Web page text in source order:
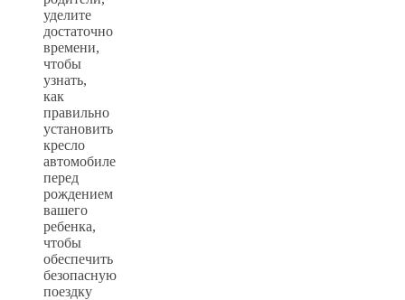
уделите
достаточно
времени,
чтобы
узнать,
как
правильно
установить
кресло
автомобиле
перед
рождением
вашего
ребенка,
чтобы
обеспечить
безопасную
поездку